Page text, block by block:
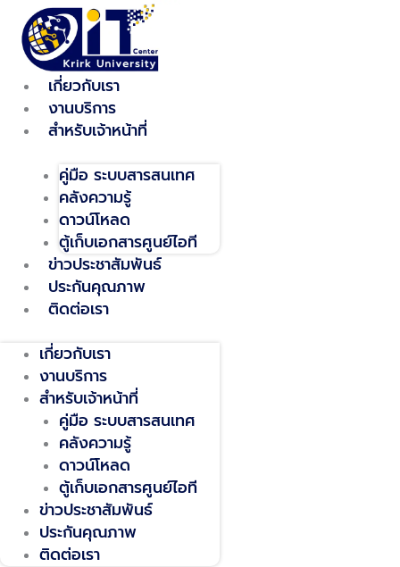
content
เกี่ยวกับเรา
งานบริการ
สำหรับเจ้าหน้าที่
คู่มือ ระบบสารสนเทศ
คลังความรู้
ดาวน์โหลด
ตู้เก็บเอกสารศูนย์ไอที
ข่าวประชาสัมพันธ์
ประกันคุณภาพ
ติดต่อเรา
เกี่ยวกับเรา
งานบริการ
สำหรับเจ้าหน้าที่
คู่มือ ระบบสารสนเทศ
คลังความรู้
ดาวน์โหลด
ตู้เก็บเอกสารศูนย์ไอที
ข่าวประชาสัมพันธ์
ประกันคุณภาพ
ติดต่อเรา